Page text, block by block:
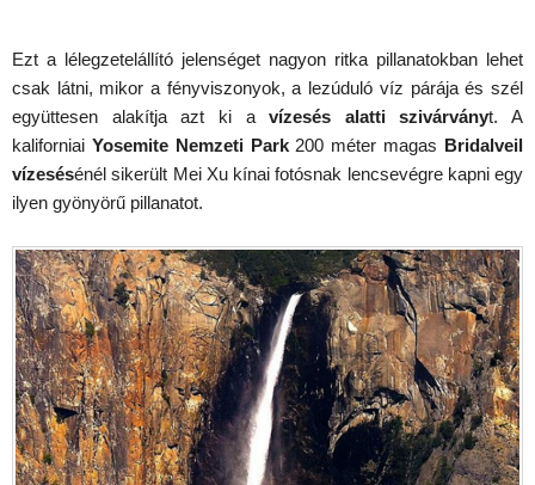
Ezt a lélegzetelállító jelenséget nagyon ritka pillanatokban lehet
csak látni, mikor a fényviszonyok, a lezúduló víz párája és szél
együttesen alakítja azt ki avízesés alatti szivárványt. A
kaliforniai Yosemite Nemzeti Park200 méter magas Bridalveil
vízesésénél sikerült Mei Xu kínai fotósnak lencsevégre kapni egy
ilyen gyönyörű pillanatot.